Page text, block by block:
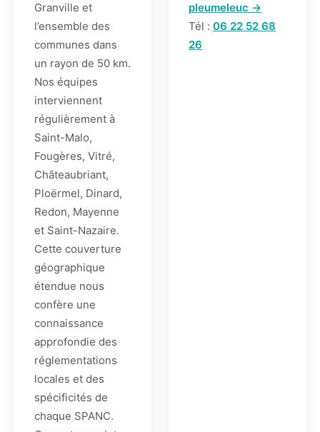
Granville et
l’ensemble des
communes dans
un rayon de 50 km.
Nos équipes
interviennent
régulièrement à
Saint-Malo,
Fougères, Vitré,
Châteaubriant,
Ploërmel, Dinard,
Redon, Mayenne
et Saint-Nazaire.
Cette couverture
géographique
étendue nous
confère une
connaissance
approfondie des
réglementations
locales et des
spécificités de
chaque SPANC.
pleumeleuc →
Tél : 06 22 52 68
26